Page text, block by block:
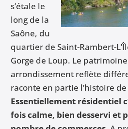
s’étale le
long de la
Saône, du
quartier de Saint-Rambert-
Gorge de Loup. Le
arrondissement reflète
raconte en partie l’histoire
Essentiellement résidentiel
fois calme, bien desservi et